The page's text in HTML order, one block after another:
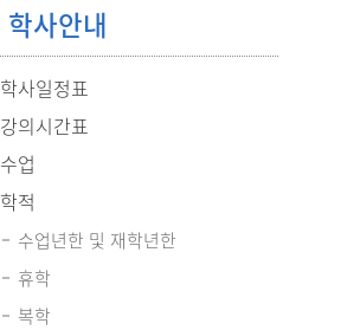
학사안내
학사일정표
강의시간표
수업
학적
수업년한 및 재학년한
휴학
복학